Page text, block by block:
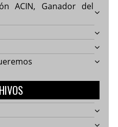
ACIN, Ganador del